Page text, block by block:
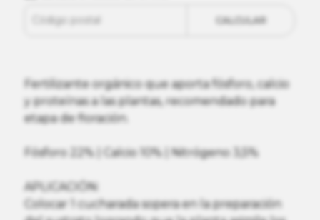
CALCULAR
Fertilizante orgánico que aporta fósforo, calcio
y proteínas a las plantas, recomendado para
etapa de floración.
Fósforo 22% | Calcio 10% | Nitrógeno 3,5%
APLICACIÓN:
Colocar 1 cucharada sopera en la preparación